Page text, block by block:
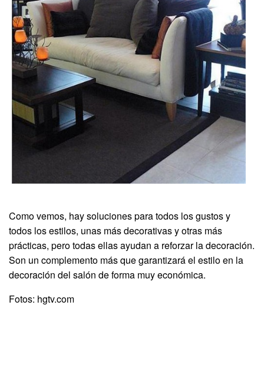
Como vemos, hay soluciones para todos los gustos y
todos los estilos, unas más decorativas y otras más
prácticas, pero todas ellas ayudan a reforzar la decoración.
Son un complemento más que garantizará el estilo en la
decoración del salón de forma muy económica.
Fotos: hgtv.com